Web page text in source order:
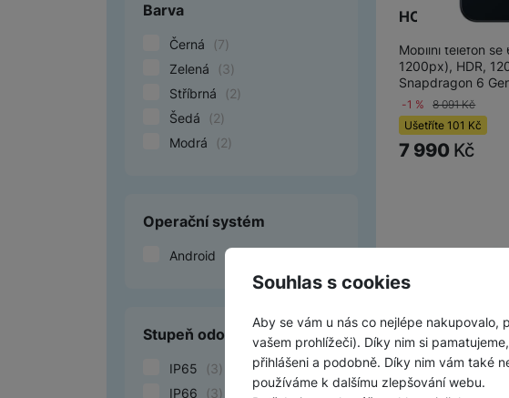
Souhlas s cookies
Aby se vám u nás co nejlépe
vašem prohlížeči). Díky nim si
přihlášeni a podobně. Díky nim vám také
používáme k dalšímu zlepšování webu.
Barva
Černá (7)
Zelená
(3)
Stříbrná
(2)
Šedá
(2)
Modrá
(2)
Operační systém
Android (
Stupeň odolnosti/krytí
IP65 (3)
IP66
(3)
HONOR
Mobilní telefon se
1200px), HDR,
Snapdragon 6
-1 % 8 091Kč
Ušetříte101 Kč
7 990 Kč